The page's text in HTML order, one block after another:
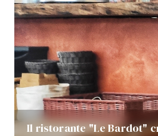
Il ristorante "Le Bardot"